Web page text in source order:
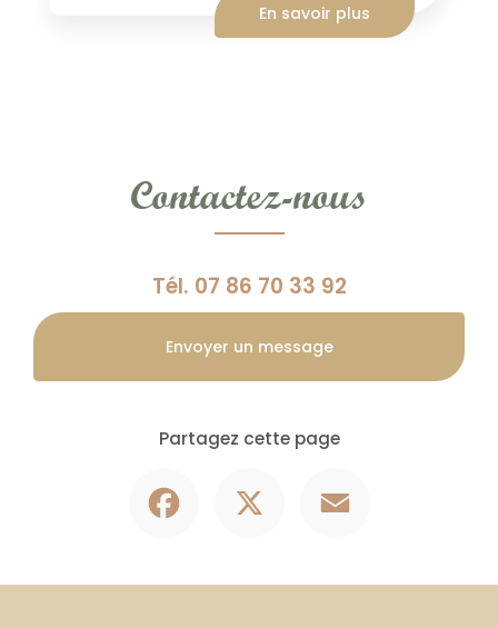
En savoir plus
Contactez-nous
Tél. 07 86 70 33 92
Envoyer un message
Partagez cette page